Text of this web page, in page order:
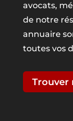
avocats,
de notre
annuaire
toutes vos
Trouver